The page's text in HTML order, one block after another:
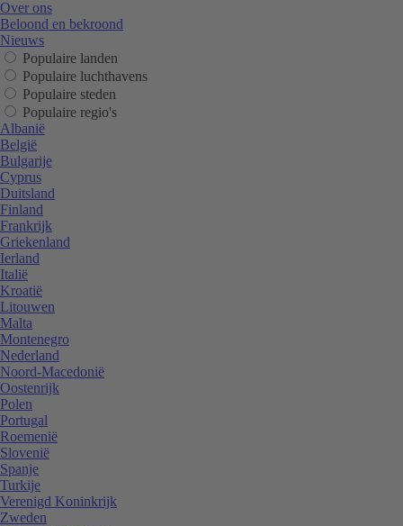
Over ons
Beloond en bekroond
Nieuws
Populaire landen
Populaire luchthavens
Populaire steden
Populaire regio's
Albanië
België
Bulgarije
Cyprus
Duitsland
Finland
Frankrijk
Griekenland
Ierland
Italië
Kroatië
Litouwen
Malta
Montenegro
Nederland
Noord-Macedonië
Oostenrijk
Polen
Portugal
Roemenië
Slovenië
Spanje
Turkije
Verenigd Koninkrijk
Zweden